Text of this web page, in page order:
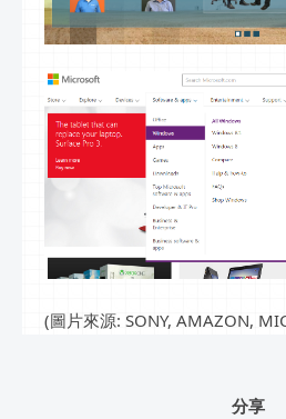
(圖片來源: SONY, AMAZON,
分享